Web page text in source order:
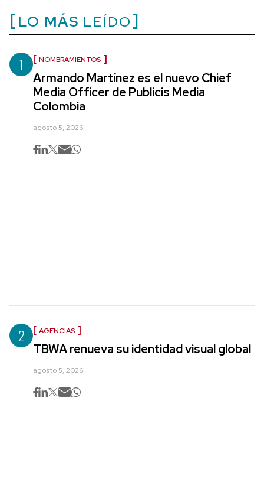
LO MÁS LEÍDO
1 NOMBRAMIENTOS
Armando Martínez es el nuevo Chief
Media Officer de Publicis Media
Colombia
agosto 5, 2026
2 AGENCIAS
TBWA renueva su identidad visual global
agosto 5, 2026